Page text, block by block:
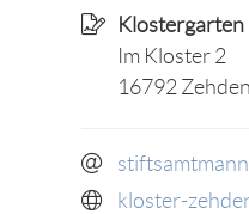
Klostergarten
Im Kloster 2
16792
kloster-